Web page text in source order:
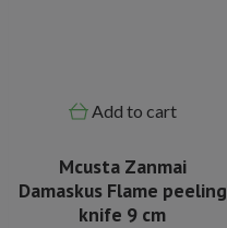
Add to cart
Mcusta Zanmai
Damaskus Flame peeling
knife 9 cm